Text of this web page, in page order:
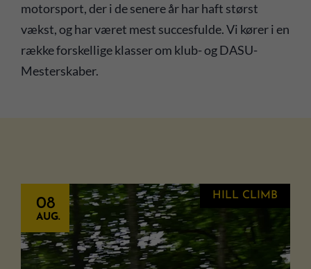
motorsport, der i de senere år har haft størst
vækst, og har været mest succesfulde. Vi kører i en
række forskellige klasser om klub- og DASU-
Mesterskaber.
HILL CLIMB
08
AUG.